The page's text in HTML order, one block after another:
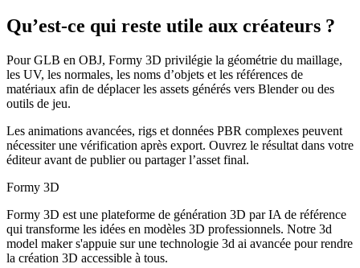
Qu’est-ce qui reste utile aux créateurs ?
Pour GLB en OBJ, Formy 3D privilégie la géométrie du maillage,
les UV, les normales, les noms d’objets et les références de
matériaux afin de déplacer les assets générés vers Blender ou des
outils de jeu.
Les animations avancées, rigs et données PBR complexes peuvent
nécessiter une vérification après export. Ouvrez le résultat dans votre
éditeur avant de publier ou partager l’asset final.
Formy 3D
Formy 3D est une plateforme de génération 3D par IA de référence
qui transforme les idées en modèles 3D professionnels. Notre 3d
model maker s'appuie sur une technologie 3d ai avancée pour rendre
la création 3D accessible à tous.